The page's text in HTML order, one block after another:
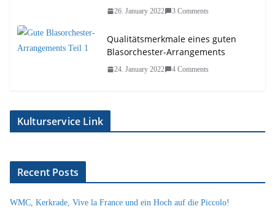
26. January 2022 3 Comments
Qualitätsmerkmale eines guten
Blasorchester-Arrangements
24. January 2022 4 Comments
Kulturservice Link
Recent Posts
WMC, Kerkrade, Vive la France und ein Hoch auf die Piccolo!